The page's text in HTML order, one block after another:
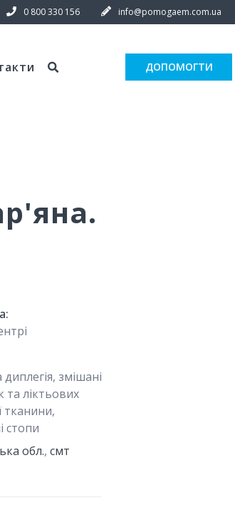
0 800 330 156 info@pomogaem.com.ua
ДОПОМОГТИ
змішані
та ліктьових
тканини,
стопи
обл., смт